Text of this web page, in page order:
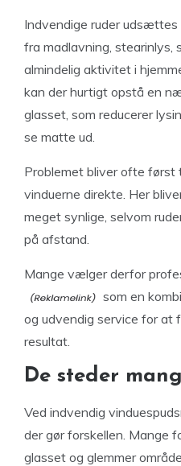
Indvendige ruder
fra madlavning, stearinlys,
almindelig aktivitet i
kan der hurtigt opstå en
glasset, som reducerer
se matte ud.
Problemet bliver ofte først
vinduerne direkte. Her
meget synlige, selvom
på afstand.
Mange vælger derfor
som en
og udvendig service for at
resultat.
De steder
Ved indvendig
der gør forskellen. Mange
glasset og glemmer